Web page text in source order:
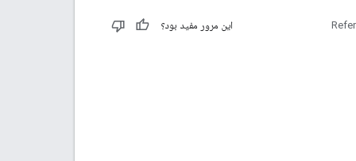
این مرور مفید بود؟